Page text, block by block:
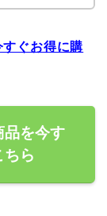
すぐお得に購
品を今す
ちら